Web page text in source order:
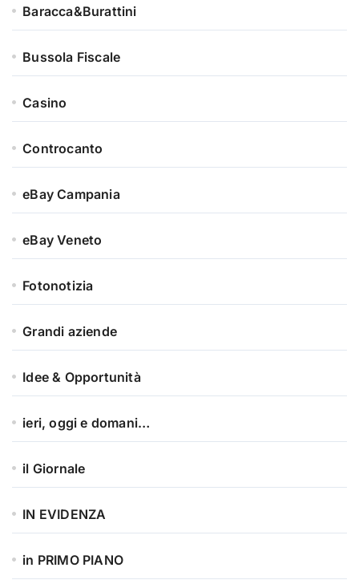
Baracca&Burattini
Bussola Fiscale
Casino
Controcanto
eBay Campania
eBay Veneto
Fotonotizia
Grandi aziende
Idee & Opportunità
ieri, oggi e domani…
il Giornale
IN EVIDENZA
in PRIMO PIANO